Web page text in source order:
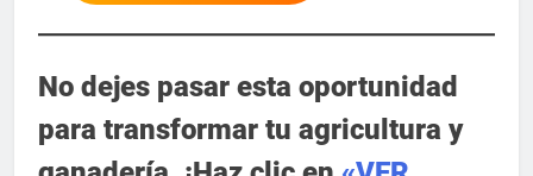
No dejes pasar esta oportunidad
para transformar tu agricultura y